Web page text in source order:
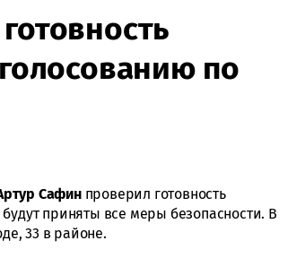
по
Сафин проверил готовность
приняты все меры безопасности. В
33 в районе.